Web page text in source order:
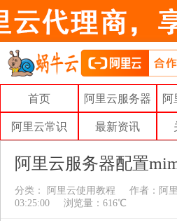
首页 阿里云服务器 阿
阿里云常识 最新资讯
阿里云服务器配置
分类： 阿里云使用教程 作者： 阿
03:25:00
浏览量：616℃